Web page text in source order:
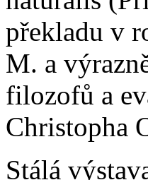
překladu v
M. a
filozofů a
Christopha
Stálá